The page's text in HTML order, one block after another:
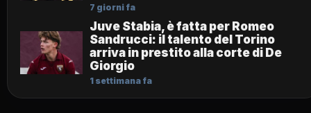
7 giorni fa
Juve Stabia, è fatta per Romeo
Sandrucci: il talento del Torino
arriva in prestito alla corte di De
Giorgio
1 settimana fa